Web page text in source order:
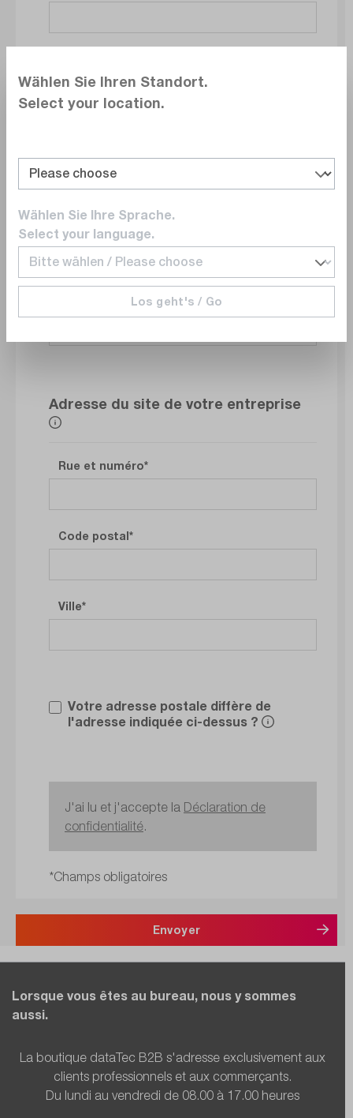
E-mail
Numéro de téléphone
Adresse du site de votre entreprise
Rue et numéro
Code postal
Ville
Votre adresse postale diffère de
l'adresse indiquée ci-dessus ?
J'ai lu et j'accepte la Déclaration de
confidentialité.
*Champs obligatoires
Envoyer
Lorsque vous êtes au bureau, nous y sommes
aussi.
La boutique dataTec B2B s'adresse exclusivement aux
clients professionnels et aux commerçants.
Du lundi au vendredi de 08.00 à 17.00 heures
Wählen Sie Ihren Standort.
Select your location.
Wählen Sie Ihre Sprache.
Select your language.
Los geht's / Go